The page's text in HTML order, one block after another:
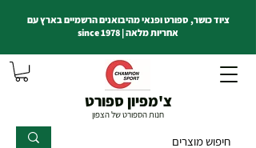
צ'מפיון ספורט
חנות הספורט של הצפון
ציוד כושר, ספורט ופנאי מהיבואנים הרשמיים בארץ עם
אחריות מלאה | since 1978